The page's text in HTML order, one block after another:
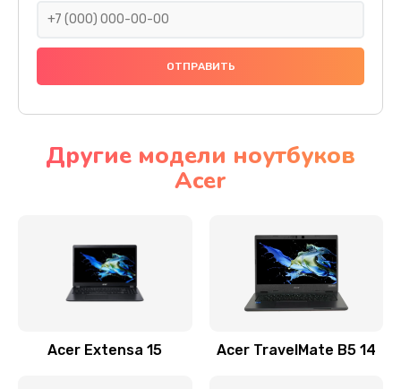
Ремонт подсветки
Настройка BIOS
Замена видеочипа
Заказать
Другие модели ноутбуков
Acer
Acer Extensa 15 Acer TravelMate B5 14